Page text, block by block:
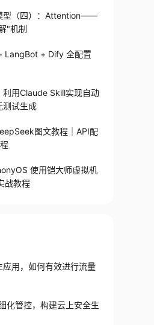
型（四）：Attention——
"机制
LangBot + Dify 全配置
利用Claude Skill实现自动
测试生成
图文教程｜API配
使用铠大师虚拟机
战教程
用，如何有效进行流量
化管控，构建云上安全生